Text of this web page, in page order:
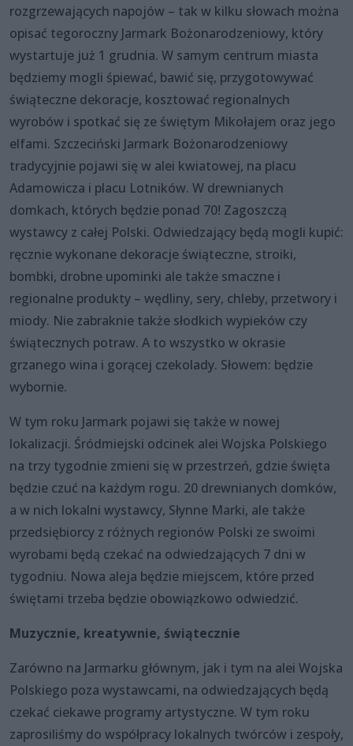
rozgrzewających napojów – tak w kilku słowach można
opisać tegoroczny Jarmark Bożonarodzeniowy, który
wystartuje już 1 grudnia. W samym centrum miasta
będziemy mogli śpiewać, bawić się, przygotowywać
świąteczne dekoracje, kosztować regionalnych
wyrobów i spotkać się ze świętym Mikołajem oraz jego
elfami. Szczeciński Jarmark Bożonarodzeniowy
tradycyjnie pojawi się w alei kwiatowej, na placu
Adamowicza i placu Lotników. W drewnianych
domkach, których będzie ponad 70! Zagoszczą
wystawcy z całej Polski. Odwiedzający będą mogli kupić:
ręcznie wykonane dekoracje świąteczne, stroiki,
bombki, drobne upominki ale także smaczne i
regionalne produkty – wędliny, sery, chleby, przetwory i
miody. Nie zabraknie także słodkich wypieków czy
świątecznych potraw. A to wszystko w okrasie
grzanego wina i gorącej czekolady. Słowem: będzie
wybornie.
W tym roku Jarmark pojawi się także w nowej
lokalizacji. Śródmiejski odcinek alei Wojska Polskiego
na trzy tygodnie zmieni się w przestrzeń, gdzie święta
będzie czuć na każdym rogu. 20 drewnianych domków,
a w nich lokalni wystawcy, Słynne Marki, ale także
przedsiębiorcy z różnych regionów Polski ze swoimi
wyrobami będą czekać na odwiedzających 7 dni w
tygodniu. Nowa aleja będzie miejscem, które przed
świętami trzeba będzie obowiązkowo odwiedzić.
Muzycznie, kreatywnie, świątecznie
Zarówno na Jarmarku głównym, jak i tym na alei Wojska
Polskiego poza wystawcami, na odwiedzających będą
czekać ciekawe programy artystyczne. W tym roku
zaprosiliśmy do współpracy lokalnych twórców i zespoły,